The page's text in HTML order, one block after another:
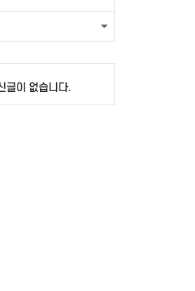
글이 없습니다.